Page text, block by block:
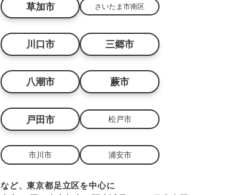
草加市 さいたま市南区
川口市 三郷市
八潮市 蕨市
戸田市 松戸市
市川市 浦安市
など、東京都足立区を中心に